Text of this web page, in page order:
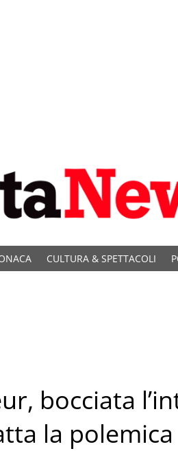
CULTURA & SPETTACOLI
bocciata
la polemica